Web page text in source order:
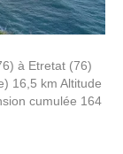
à Etretat (76)
16,5 km Altitude
cumulée 164